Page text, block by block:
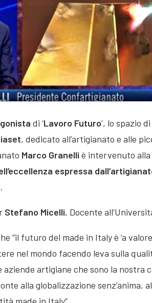
di ‘Lavoro Futuro’, lo spazio di
, dedicato all’artigianato e alle
Marco Granelli è intervenuto
espressa
Stefano Micelli, Docente
“il futuro del made in Italy è ‘a
nel mondo facendo leva sulla
artigiane che sono la nostra
alla globalizzazione senz’anima,